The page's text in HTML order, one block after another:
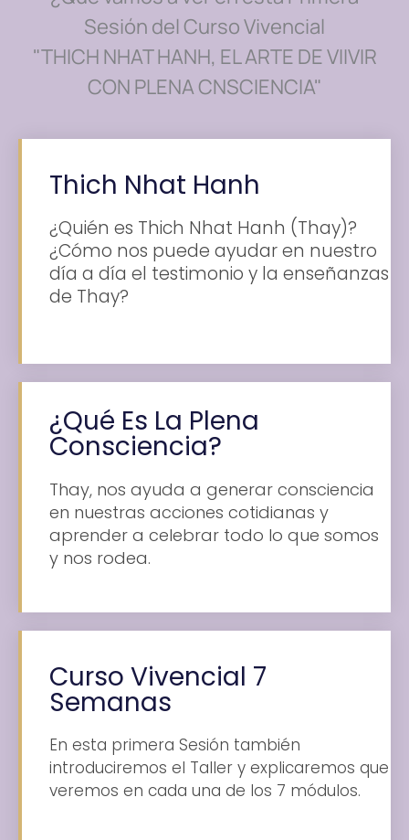
Sesión del Curso Vivencial
"THICH NHAT HANH, EL ARTE DE VIIVIR
CON PLENA CNSCIENCIA"
Thich Nhat Hanh
¿Quién es Thich Nhat Hanh (Thay)?
¿Cómo nos puede ayudar en nuestro
día a día el testimonio y la enseñanzas
de Thay?
¿Qué Es La Plena
Consciencia?
Thay, nos ayuda a generar consciencia
en nuestras acciones cotidianas y
aprender a celebrar todo lo que somos
y nos rodea.
Curso Vivencial 7
Semanas
En esta primera Sesión también
introduciremos el Taller y explicaremos que
veremos en cada una de los 7 módulos.